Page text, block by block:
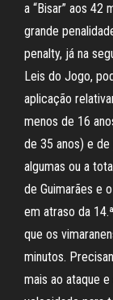
a “Bisar” aos 42
grande
penalty, já na
Leis do Jogo,
aplicação
menos de 16
de 35 anos) e
algumas ou a
de Guimarães e
em atraso da
que os
minutos.
mais ao ataque